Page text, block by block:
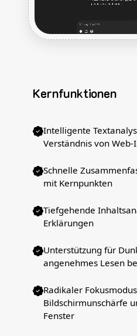
Kernfunktionen
Intelligente
Verständnis von
Schnelle
mit Kernpunkten
Tiefgehende
Erklärungen
Unterstützung für
angenehmes Lesen
Radikaler
Bildschirmunschärfe
Fenster